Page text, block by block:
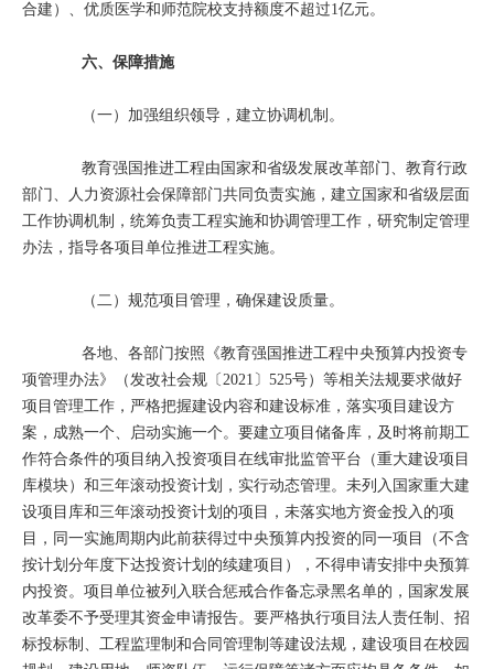
合建）、优质医学和师范院校支持额度不超过1亿元。
六、保障措施
（一）加强组织领导，建立协调机制。
教育强国推进工程由国家和省级发展改革部门、教育行政
部门、人力资源社会保障部门共同负责实施，建立国家和省级层面
工作协调机制，统筹负责工程实施和协调管理工作，研究制定管理
办法，指导各项目单位推进工程实施。
（二）规范项目管理，确保建设质量。
各地、各部门按照《教育强国推进工程中央预算内投资专
项管理办法》（发改社会规〔2021〕525号）等相关法规要求做好
项目管理工作，严格把握建设内容和建设标准，落实项目建设方
案，成熟一个、启动实施一个。要建立项目储备库，及时将前期工
作符合条件的项目纳入投资项目在线审批监管平台（重大建设项目
库模块）和三年滚动投资计划，实行动态管理。未列入国家重大建
设项目库和三年滚动投资计划的项目，未落实地方资金投入的项
目，同一实施周期内此前获得过中央预算内投资的同一项目（不含
按计划分年度下达投资计划的续建项目），不得申请安排中央预算
内投资。项目单位被列入联合惩戒合作备忘录黑名单的，国家发展
改革委不予受理其资金申请报告。要严格执行项目法人责任制、招
标投标制、工程监理制和合同管理制等建设法规，建设项目在校园